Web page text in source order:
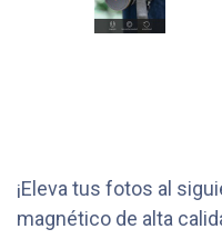
¡Eleva tus fotos al
magnético de alta